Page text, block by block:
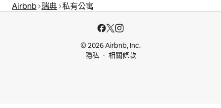
Airbnb 瑞典 私有公寓
© 2026 Airbnb, Inc.
隱私
相關條款